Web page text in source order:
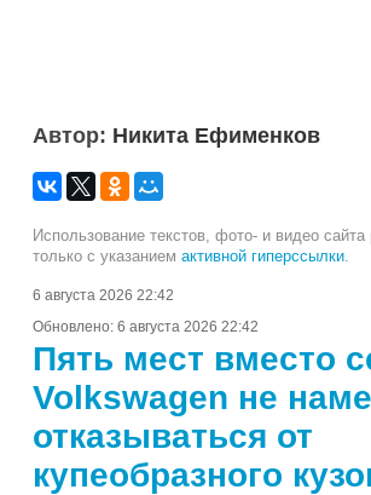
Автор: Никита Ефименков
Использование текстов, фото- и видео сайта
только с указанием активной гиперссылки
6 августа 2026 22:42
Обновлено: 6 августа 2026 22:42
Пять мест вместо
Volkswagen не
отказываться от
купеобразного